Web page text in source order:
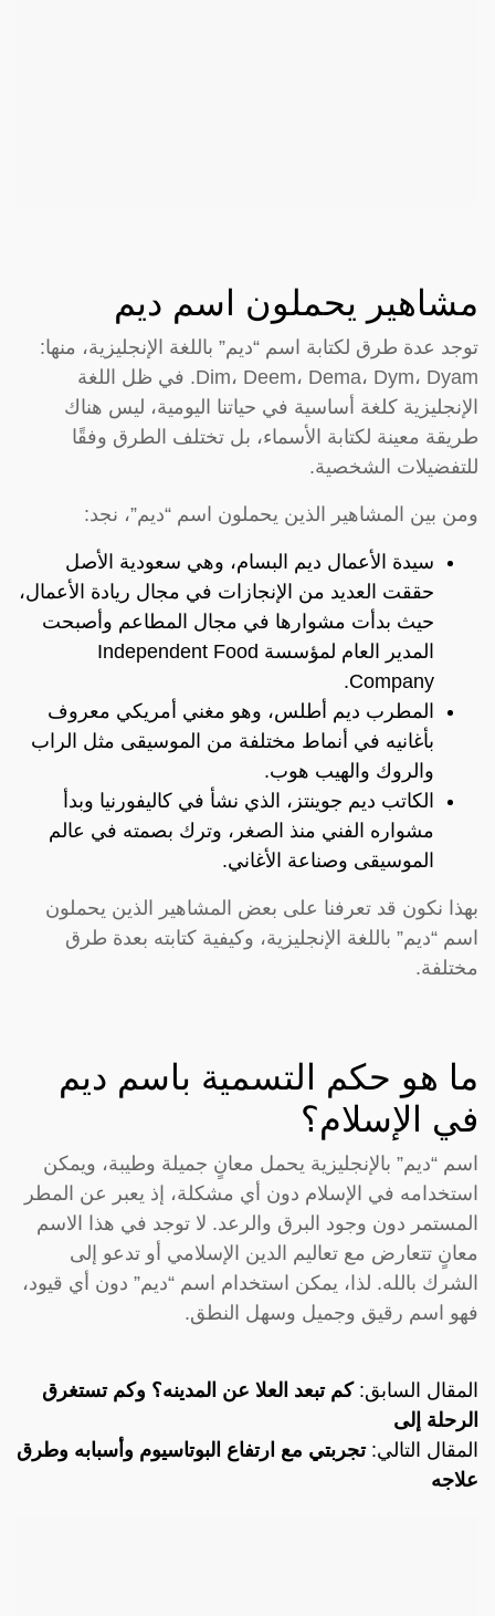
مشاهير يحملون اسم ديم
توجد عدة طرق لكتابة اسم “ديم” باللغة الإنجليزية، منها:
Dim، Deem، Dema، Dym، Dyam. في ظل اللغة
الإنجليزية كلغة أساسية في حياتنا اليومية، ليس هناك
طريقة معينة لكتابة الأسماء، بل تختلف الطرق وفقًا
للتفضيلات الشخصية.
ومن بين المشاهير الذين يحملون اسم “ديم”، نجد:
سيدة الأعمال ديم البسام، وهي سعودية الأصل
حققت العديد من الإنجازات في مجال ريادة الأعمال،
حيث بدأت مشوارها في مجال المطاعم وأصبحت
المدير العام لمؤسسة Independent Food
Company.
المطرب ديم أطلس، وهو مغني أمريكي معروف
بأغانيه في أنماط مختلفة من الموسيقى مثل الراب
والروك والهيب هوب.
الكاتب ديم جوينتز، الذي نشأ في كاليفورنيا وبدأ
مشواره الفني منذ الصغر، وترك بصمته في عالم
الموسيقى وصناعة الأغاني.
بهذا نكون قد تعرفنا على بعض المشاهير الذين يحملون
اسم “ديم” باللغة الإنجليزية، وكيفية كتابته بعدة طرق
مختلفة.
ما هو حكم التسمية باسم ديم
في الإسلام؟
اسم “ديم” بالإنجليزية يحمل معانٍ جميلة وطيبة، ويمكن
استخدامه في الإسلام دون أي مشكلة، إذ يعبر عن المطر
المستمر دون وجود البرق والرعد. لا توجد في هذا الاسم
معانٍ تتعارض مع تعاليم الدين الإسلامي أو تدعو إلى
الشرك بالله. لذا، يمكن استخدام اسم “ديم” دون أي قيود،
فهو اسم رقيق وجميل وسهل النطق.
المقال السابق:كم تبعد العلا عن المدينه؟ وكم تستغرق
الرحلة إلى
المقال التالي:تجربتي مع ارتفاع البوتاسيوم وأسبابه وطرق
علاجه